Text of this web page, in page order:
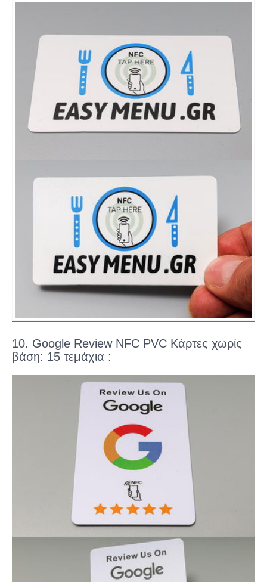
10. Google Review NFC PVC Κάρτες χωρίς
βάση: 15 τεμάχια :